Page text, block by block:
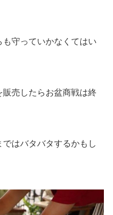
守っていかなくてはい
売したらお盆商戦は終
はバタバタするかもし